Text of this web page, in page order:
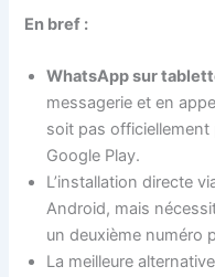
En bref :
WhatsApp sur
messagerie et en
soit pas
Google Play.
L’installation directe
Android, mais
un deuxième numéro
La meilleure